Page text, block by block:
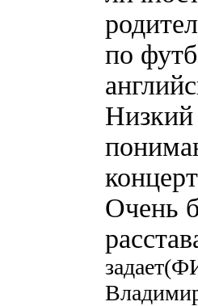
по
Низкий
Очень